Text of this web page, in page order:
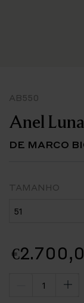
AB550
Anel
DE MARCO
TAMANHO